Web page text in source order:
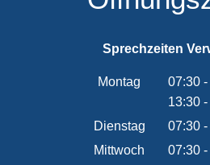
Sprechzeiten
Montag 07:30-
13:30-
Dienstag 07:30-
Mittwoch 07:30-